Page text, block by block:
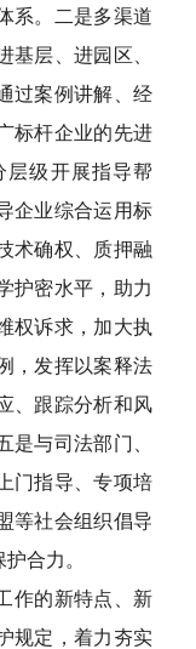
系。二是多渠道
基层、进园区、
过案例讲解、经
标杆企业的先进
层级开展指导帮
企业综合运用标
术确权、质押融
护密水平，助力
权诉求，加大执
，发挥以案释法
、跟踪分析和风
是与司法部门、
门指导、专项培
等社会组织倡导
合力。
作的新特点、新
规定，着力夯实